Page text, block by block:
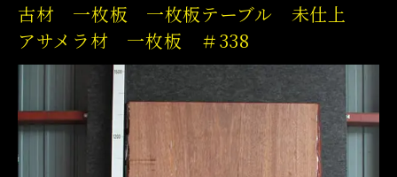
古材 一枚板 一枚板テーブル 未仕上
アサメラ材 一枚板 ＃338